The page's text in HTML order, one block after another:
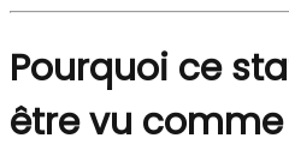
Pourquoi ce
être vu